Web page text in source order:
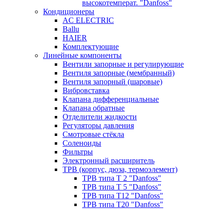
высокотемперат. "Danfoss"
Кондиционеры
AC ELECTRIC
Ballu
HAIER
Комплектующие
Линейные компоненты
Вентили запорные и регулирующие
Вентиля запорные (мембранный)
Вентиля запорный (шаровые)
Вибровставка
Клапана дифференциальные
Клапана обратные
Отделители жидкости
Регуляторы давления
Смотровые стёкла
Соленоиды
Фильтры
Электронный расширитель
ТРВ (корпус, дюза, термоэлемент)
ТРВ типа Т 2 "Danfoss"
ТРВ типа Т 5 "Danfoss"
ТРВ типа Т12 "Danfoss"
ТРВ типа Т20 "Danfoss"